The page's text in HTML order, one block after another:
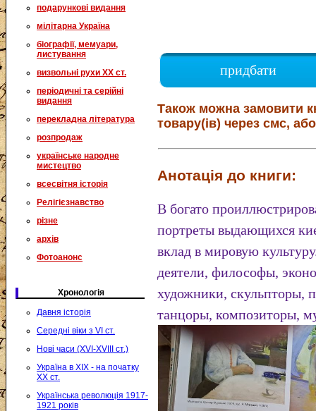
подарункові видання
мілітарна Україна
біографії, мемуари,
листування
визвольні рухи XX ст.
періодичні та серійні
видання
перекладна література
розпродаж
українське народне
мистецтво
всесвітня історія
Релігієзнавство
різне
архів
Фотоанонс
Хронологія
Давня історія
Середні віки з VI ст.
Нові часи (XVI-XVIII ст.)
Україна в XIX - на початку
XX ст.
Українська революція 1917-
1921 років
придбати
Також можна замовити
товару(ів) через смс,
Анотація до книги:
В богато
портреты выдающихся
вклад в мировую
деятели, философы,
художники, скульпторы,
танцоры, композиторы,